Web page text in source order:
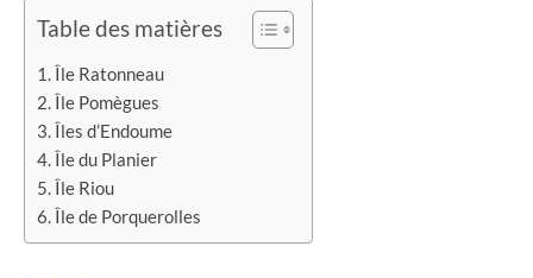
Table des matières
Île Ratonneau
Île Pomègues
Îles d’Endoume
Île du Planier
Île Riou
Île de Porquerolles